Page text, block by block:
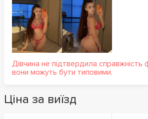
Дівчина не підтвердила
вони можуть бути типовими.
Ціна за виїзд